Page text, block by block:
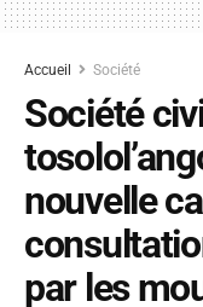
Accueil Société
Société
nouvelle
par les